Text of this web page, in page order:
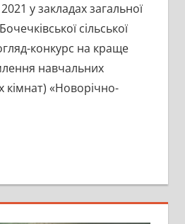
у закладах загальної
сільської
конкурс на краще
навчальних
кімнат) «Новорічно-